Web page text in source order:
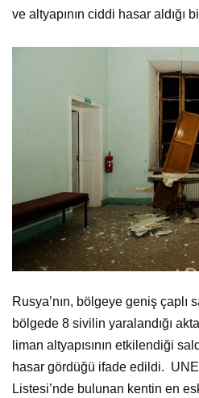
ve altyapının ciddi hasar aldığı
Rusya’nın, bölgeye geniş çaplı
bölgede 8 sivilin yaralandığı
liman altyapısının etkilendiği
hasar gördüğü ifade edildi.
Listesi’nde bulunan kentin en